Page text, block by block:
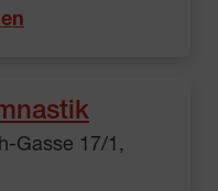
Gasse 17/1,